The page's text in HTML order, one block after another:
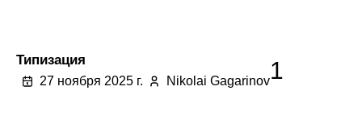
Типизация
27 ноября 2025 г. Nikolai Gagarinov1